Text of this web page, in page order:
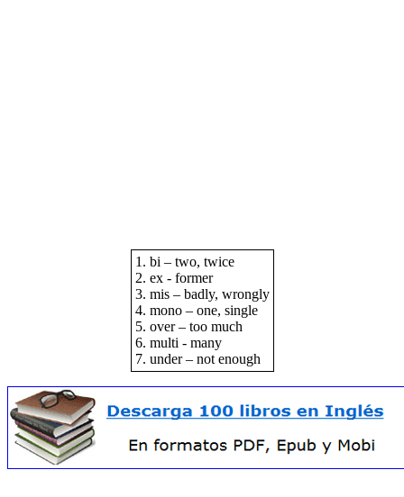
1. bi – two, twice
2. ex - former
3. mis – badly, wrongly
4. mono – one, single
5. over – too much
6. multi - many
7. under – not enough